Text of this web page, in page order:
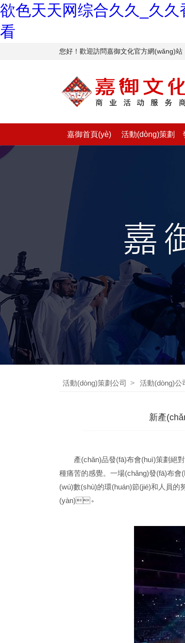
欲色天天网综合久久_久
看
您好！歡迎訪問嘉御文化官方網(wǎng)
嘉御首頁(yè) 活動(dòng)策劃
活動(dòng)策劃公司 > 活動(dòng)公
新產
產(chǎn)品發(fā)布會(huì)策劃絕對
種痛苦的感覺。一場(chǎng)發(fā)
(wú)數(shù)的環(huán)節(jié)和人員的
(yàn)。